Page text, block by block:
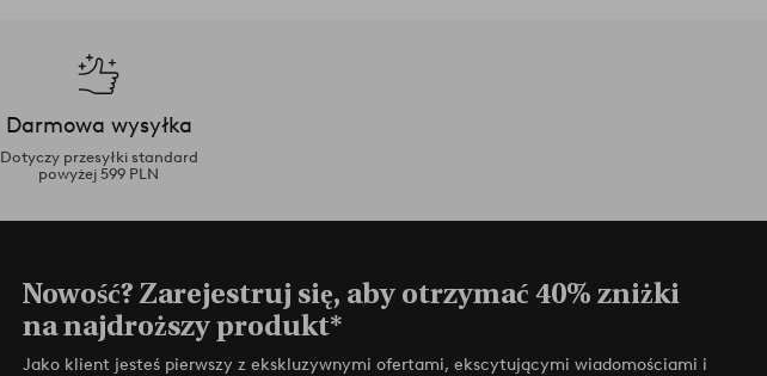
Darmowa wysyłka
Dotyczy przesyłki standard
powyżej 599 PLN
Nowość? Zarejestruj się, aby otrzymać 40% zniżki
na najdroższy produkt*
Jako klient jesteś pierwszy z ekskluzywnymi ofertami, ekscytującymi wiadomościami i